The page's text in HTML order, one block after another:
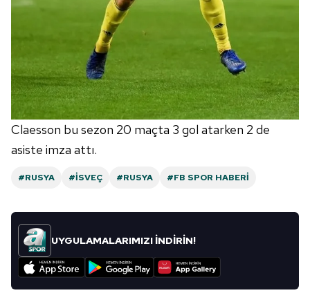
Claesson bu sezon 20 maçta 3 gol atarken 2 de
asiste imza attı.
#RUSYA #İSVEÇ #RUSYA #FB SPOR HABERI
UYGULAMALARIMIZI İNDİRİN!